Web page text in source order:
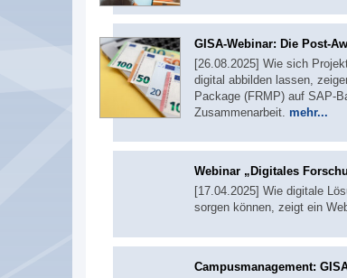
GISA-Webinar: Die Post-
[26.08.2025] Wie sich
digital abbilden lassen,
Package (FRMP) auf SAP-
Zusammenarbeit. mehr...
Webinar „Digitales
[17.04.2025] Wie digitale
sorgen können, zeigt ein
Campusmanagement: